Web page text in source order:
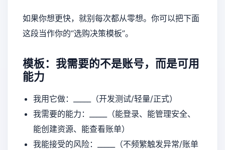
如果你想更快，就别每次都从零想。你可以把下面
这段当作你的“选购决策模板”。
模板：我需要的不是账号，而是可用
能力
我用它做：_____（开发测试/轻量/正式）
我需要的能力：_____（能登录、能管理安全、
能创建资源、能查看账单）
我能接受的风险：_____（不频繁触发异常/账单